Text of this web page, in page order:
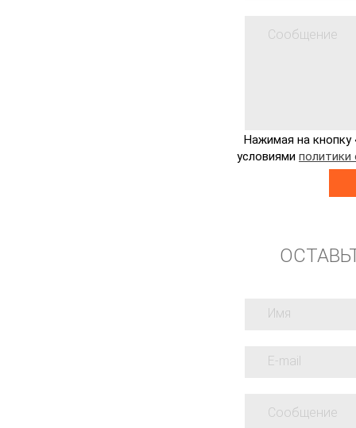
Нажимая на кнопку
условиями политики